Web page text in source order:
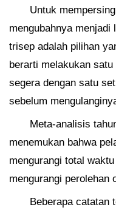
Untuk
mengubahnya menjadi
trisep adalah pilihan
berarti melakukan
segera dengan satu
sebelum
Meta-analisis
menemukan bahwa
mengurangi total
mengurangi perolehan
Beberapa catatan